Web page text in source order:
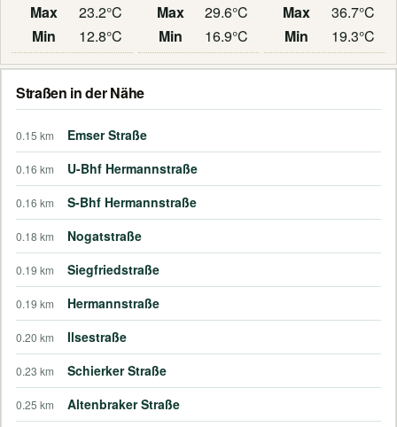
Max
23.2°C
Min
12.8°C
Max
29.6°C
Min
16.9°C
Max
36.7°C
Min
19.3°C
Straßen in der Nähe
0.15 km Emser Straße
0.16 km U-Bhf Hermannstraße
0.16 km S-Bhf Hermannstraße
0.18 km Nogatstraße
0.19 km Siegfriedstraße
0.19 km Hermannstraße
0.20 km Ilsestraße
0.23 km Schierker Straße
0.25 km Altenbraker Straße